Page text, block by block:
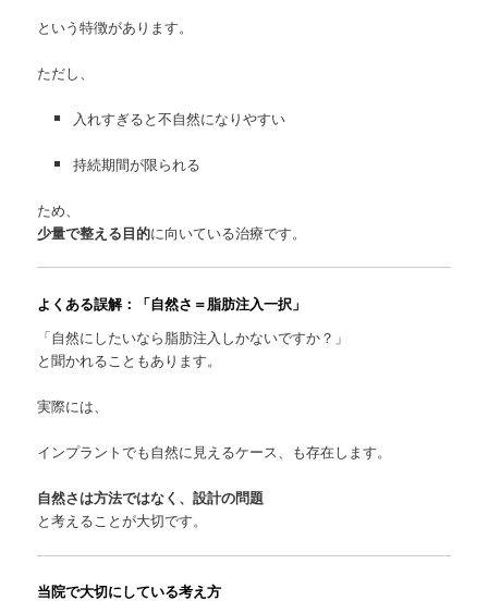
という特徴があります。
ただし、
入れすぎると不自然になりやすい
持続期間が限られる
ため、
少量で整える目的に向いている治療です。
よくある誤解：「自然さ＝脂肪注入一択」
「自然にしたいなら脂肪注入しかないですか？」
と聞かれることもあります。
実際には、
インプラントでも自然に見えるケース、も存在します。
自然さは方法ではなく、設計の問題
と考えることが大切です。
当院で大切にしている考え方